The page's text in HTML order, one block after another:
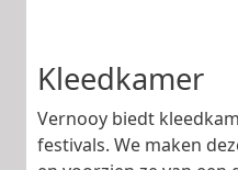
Kleedkamer
Vernooy biedt
festivals. We maken